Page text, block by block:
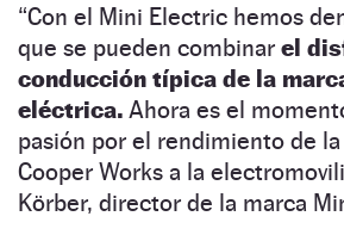
“Con el Mini Electric hemos
que se pueden combinar el
conducción típica de la
eléctrica. Ahora es el
pasión por el rendimiento de
Cooper Works a la
Körber, director de la marca